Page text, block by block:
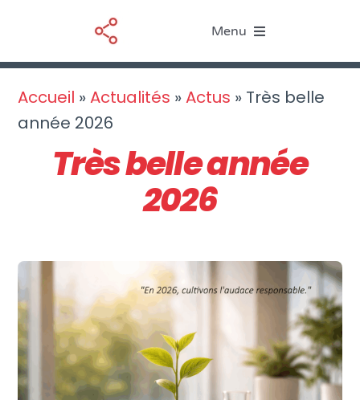
contenu
Menu
Le BIM
Ressources
À propos
Accueil »Actualités »Actus » Très belle
année 2026
Très belle année
2026